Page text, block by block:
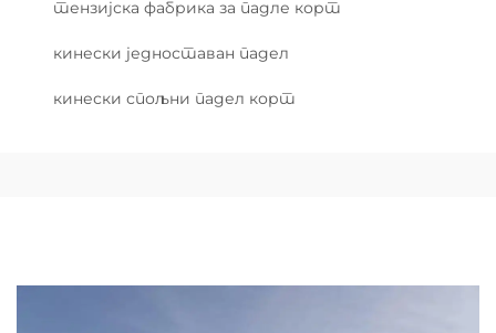
тензијска фабрика за падле корт
кинески једноставан падел
кинески спољни падел корт